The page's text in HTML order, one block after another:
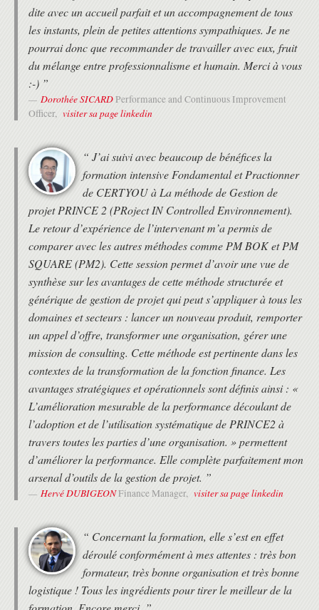
dite avec un accueil parfait et un accompagnement de tous
les instants, plein de petites attentions sympathiques. Je ne
pourrai donc que recommander de travailler avec eux, fruit
du mélange entre professionnalisme et humain. Merci à vous
:-) ”
Dorothée SICARDPerformance and Continuous Improvement
Officer, visiter sa page linkedin
“ J’ai suivi avec beaucoup de bénéfices la
formation intensive Fondamental et Practionner
de CERTYOU à La méthode de Gestion de
projet PRINCE 2 (PRoject IN Controlled Environnement).
Le retour d’expérience de l’intervenant m’a permis de
comparer avec les autres méthodes comme PM BOK et PM
SQUARE (PM2). Cette session permet d’avoir une vue de
synthèse sur les avantages de cette méthode structurée et
générique de gestion de projet qui peut s’appliquer à tous les
domaines et secteurs : lancer un nouveau produit, remporter
un appel d’offre, transformer une organisation, gérer une
mission de consulting. Cette méthode est pertinente dans les
contextes de la transformation de la fonction finance. Les
avantages stratégiques et opérationnels sont définis ainsi : «
L’amélioration mesurable de la performance découlant de
l’adoption et de l’utilisation systématique de PRINCE2 à
travers toutes les parties d’une organisation. » permettent
d’améliorer la performance. Elle complète parfaitement mon
arsenal d’outils de la gestion de projet. ”
Hervé DUBIGEONFinance Manager, visiter sa page linkedin
“ Concernant la formation, elle s’est en effet
déroulé conformément à mes attentes : très bon
formateur, très bonne organisation et très bonne
logistique ! Tous les ingrédients pour tirer le meilleur de la